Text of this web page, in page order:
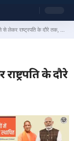
के दौरे तक, जानिए प्रदेश का हाल
के दौरे